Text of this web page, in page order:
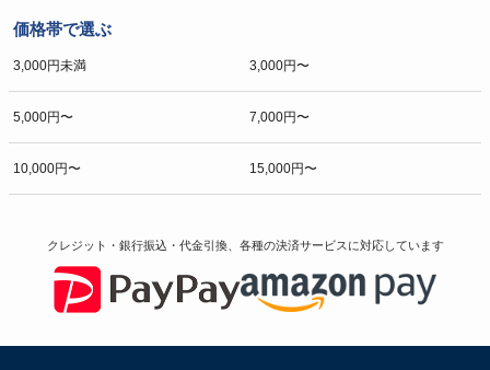
価格帯で選ぶ
3,000円未満 3,000円〜
5,000円〜 7,000円〜
10,000円〜 15,000円〜
クレジット・銀行振込・代金引換、各種の決済サービスに対応しています